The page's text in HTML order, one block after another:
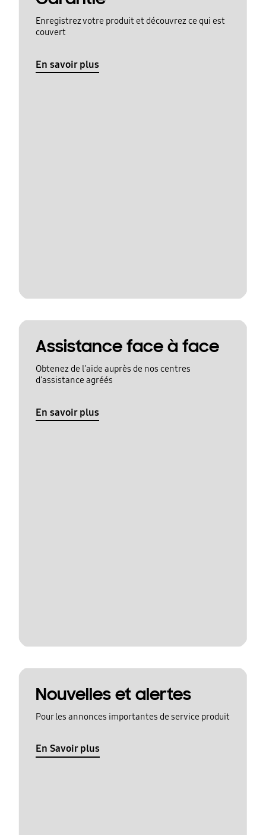
Enregistrez votre produit et découvrez ce qui est
couvert
En savoir plus
Assistance face à face
Obtenez de l'aide auprès de nos centres
d'assistance agréés
En savoir plus
Nouvelles et alertes
Pour les annonces importantes de service produit
En Savoir plus